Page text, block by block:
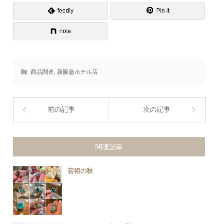
feedly Pin it
note
商品関連 新阪急ホテル店
前の記事 次の記事
関連記事
芸術の秋